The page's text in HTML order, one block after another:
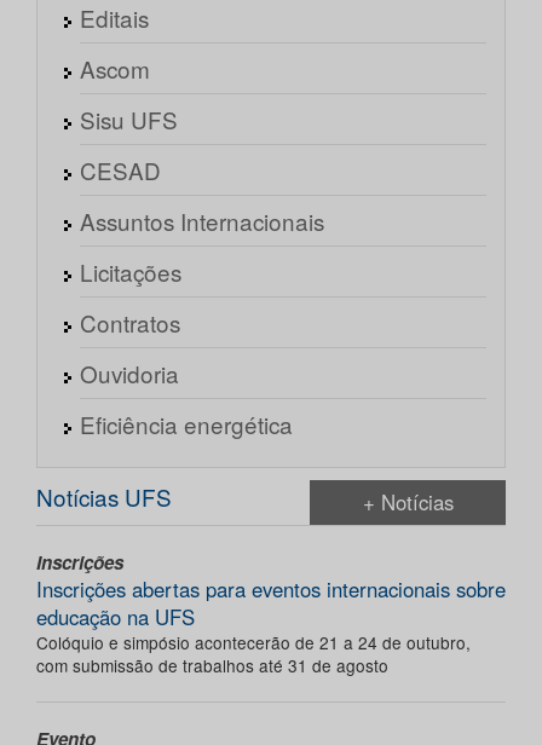
Editais
Ascom
Sisu UFS
CESAD
Assuntos Internacionais
Licitações
Contratos
Ouvidoria
Eficiência energética
Notícias UFS + Notícias
Inscrições
Inscrições abertas para eventos internacionais sobre
educação na UFS
Colóquio e simpósio acontecerão de 21 a 24 de outubro,
com submissão de trabalhos até 31 de agosto
Evento